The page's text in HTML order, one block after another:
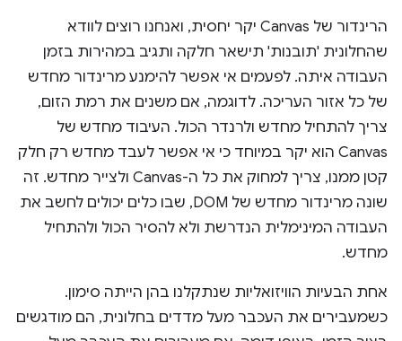
הרינדור של Canvas יקר יחסית, ואנחנו רוצים לוודא
שהחלונית 'תובנות' תישאר חלקה ותגיב במהירות בזמן
העבודה איתה. לפעמים אי אפשר להימנע מרינדור מחדש
של כל אזור העריכה. לדוגמה, אם משנים את רמת הזום,
צריך להתחיל מחדש ולרנדר הכול. העיבוד מחדש של
Canvas הוא יקר במיוחד כי אי אפשר לעבד מחדש רק חלק
קטן ממנו, צריך למחוק את כל ה-Canvas ולצייר מחדש. זה
שונה מרינדור מחדש של DOM, שבו כלים יכולים לחשב את
העבודה המינימלית הנדרשת ולא להסיר הכול ולהתחיל
מחדש.
אחת הבעיות הוויזואליות שנתקלנו בהן הייתה סימון.
כשמעבירים את העכבר מעל מדדים בחלונית, הם מודגשים